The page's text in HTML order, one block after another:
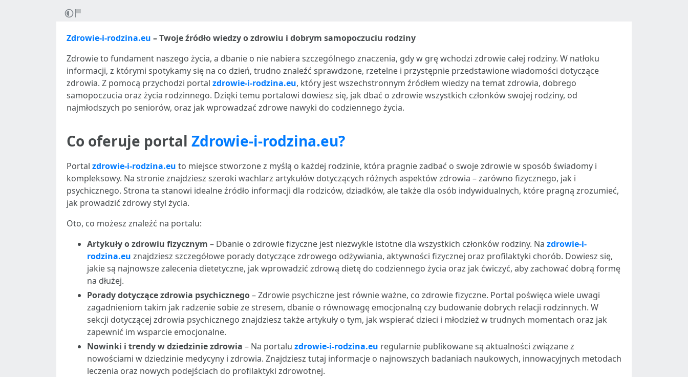
Zdrowie-i-rodzina.eu – Twoje źródło wiedzy o zdrowiu i dobrym samopoczuciu rodziny
Zdrowie to fundament naszego życia, a dbanie o nie nabiera szczególnego znaczenia, gdy w grę wchodzi zdrowie całej rodziny. W natłoku
informacji, z którymi spotykamy się na co dzień, trudno znaleźć sprawdzone, rzetelne i przystępnie przedstawione wiadomości dotyczące
zdrowia. Z pomocą przychodzi portal zdrowie-i-rodzina.eu, który jest wszechstronnym źródłem wiedzy na temat zdrowia, dobrego
samopoczucia oraz życia rodzinnego. Dzięki temu portalowi dowiesz się, jak dbać o zdrowie wszystkich członków swojej rodziny, od
najmłodszych po seniorów, oraz jak wprowadzać zdrowe nawyki do codziennego życia.
Co oferuje portal Zdrowie-i-rodzina.eu?
Portal zdrowie-i-rodzina.eu to miejsce stworzone z myślą o każdej rodzinie, która pragnie zadbać o swoje zdrowie w sposób świadomy i
kompleksowy. Na stronie znajdziesz szeroki wachlarz artykułów dotyczących różnych aspektów zdrowia – zarówno fizycznego, jak i
psychicznego. Strona ta stanowi idealne źródło informacji dla rodziców, dziadków, ale także dla osób indywidualnych, które pragną zrozumieć,
jak prowadzić zdrowy styl życia.
Oto, co możesz znaleźć na portalu:
Artykuły o zdrowiu fizycznym – Dbanie o zdrowie fizyczne jest niezwykle istotne dla wszystkich członków rodziny. Na zdrowie-i-
rodzina.eu znajdziesz szczegółowe porady dotyczące zdrowego odżywiania, aktywności fizycznej oraz profilaktyki chorób. Dowiesz się,
jakie są najnowsze zalecenia dietetyczne, jak wprowadzić zdrową dietę do codziennego życia oraz jak ćwiczyć, aby zachować dobrą formę
na dłużej.
Porady dotyczące zdrowia psychicznego– Zdrowie psychiczne jest równie ważne, co zdrowie fizyczne. Portal poświęca wiele uwagi
zagadnieniom takim jak radzenie sobie ze stresem, dbanie o równowagę emocjonalną czy budowanie dobrych relacji rodzinnych. W
sekcji dotyczącej zdrowia psychicznego znajdziesz także artykuły o tym, jak wspierać dzieci i młodzież w trudnych momentach oraz jak
zapewnić im wsparcie emocjonalne.
Nowinki i trendy w dziedzinie zdrowia – Na portalu zdrowie-i-rodzina.eu regularnie publikowane są aktualności związane z
nowościami w dziedzinie medycyny i zdrowia. Znajdziesz tutaj informacje o najnowszych badaniach naukowych, innowacyjnych metodach
leczenia oraz nowych podejściach do profilaktyki zdrowotnej.